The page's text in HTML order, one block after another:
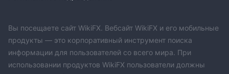
Вы посещаете сайт WikiFX. Вебсайт WikiFX и его мобильные
продукты — это корпоративный инструмент поиска
информации для пользователей со всего мира. При
использовании продуктов WikiFX пользователи должны